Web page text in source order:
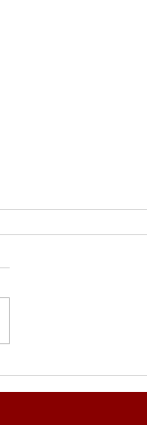
(Radicali Roma):